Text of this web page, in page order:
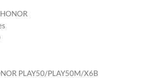
PLAY50/PLAY50M/X6B